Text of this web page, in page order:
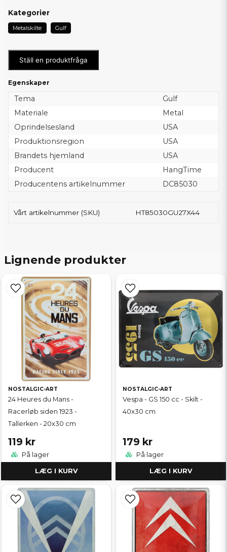
Kategorier
Metalskilte Gulf
Ställ en produktfråga
Egenskaper
Tema
Gulf
Materiale
Metal
Oprindelsesland
USA
Produktionsregion
USA
Brandets hjemland
USA
Producent
HangTime
Producentens artikelnummer
DC85030
Vårt artikelnummer (SKU) HT85030GU27X44
Lignende produkter
NOSTALGIC-ART
24 Heures du Mans -
Racerløb siden 1923 -
Tallerken - 20x30 cm
119 kr
På lager
LÆG I KURV
NOSTALGIC-ART
Vespa - GS 150 cc - Skilt -
40x30 cm
179 kr
På lager
LÆG I KURV